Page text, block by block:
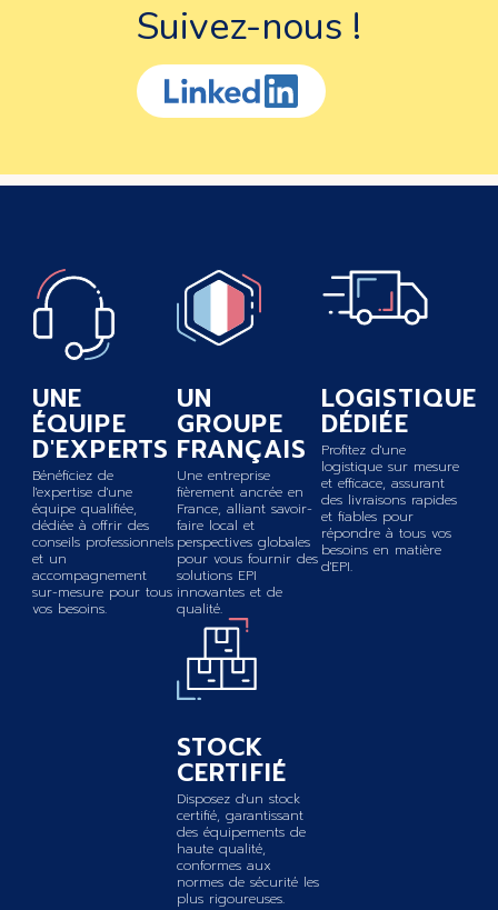
Suivez-nous !
UNE
ÉQUIPE
D'EXPERTS
Bénéficiez de
l'expertise d'une
équipe qualifiée,
dédiée à offrir des
conseils professionnels
et un
accompagnement
sur-mesure pour tous
vos besoins.
UN
GROUPE
FRANÇAIS
Une entreprise
fièrement ancrée en
France, alliant savoir-
faire local et
perspectives globales
pour vous fournir des
solutions EPI
innovantes et de
qualité.
LOGISTIQUE
DÉDIÉE
Profitez d'une
logistique sur mesure
et efficace, assurant
des livraisons rapides
et fiables pour
répondre à tous vos
besoins en matière
d'EPI.
STOCK
CERTIFIÉ
Disposez d'un stock
certifié, garantissant
des équipements de
haute qualité,
conformes aux
normes de sécurité les
plus rigoureuses.